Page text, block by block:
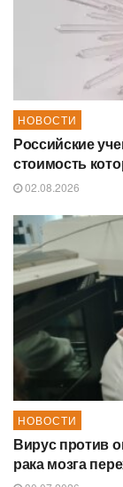
НОВОСТИ
Российские
стоимость
02.08.2026
НОВОСТИ
Вирус против
рака мозга